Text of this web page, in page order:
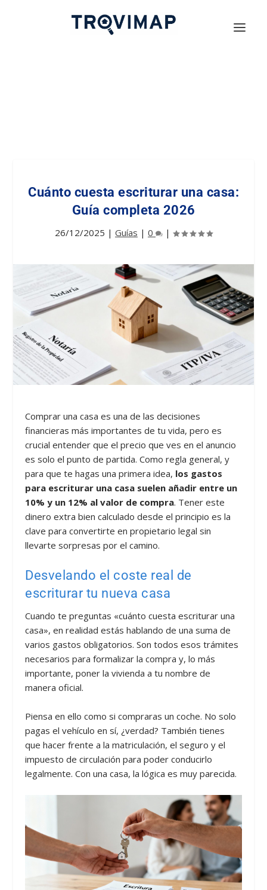
Cuánto cuesta escriturar una casa:
Guía completa 2026
26/12/2025 | Guías | 0 |
Comprar una casa es una de las decisiones
financieras más importantes de tu vida, pero es
crucial entender que el precio que ves en el anuncio
es solo el punto de partida. Como regla general, y
para que te hagas una primera idea, los gastos
para escriturar una casa suelen añadir entre un
10% y un 12% al valor de compra. Tener este
dinero extra bien calculado desde el principio es la
clave para convertirte en propietario legal sin
llevarte sorpresas por el camino.
Desvelando el coste real de
escriturar tu nueva casa
Cuando te preguntas «cuánto cuesta escriturar una
casa», en realidad estás hablando de una suma de
varios gastos obligatorios. Son todos esos trámites
necesarios para formalizar la compra y, lo más
importante, poner la vivienda a tu nombre de
manera oficial.
Piensa en ello como si compraras un coche. No solo
pagas el vehículo en sí, ¿verdad? También tienes
que hacer frente a la matriculación, el seguro y el
impuesto de circulación para poder conducirlo
legalmente. Con una casa, la lógica es muy parecida.